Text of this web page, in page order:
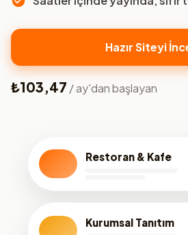
Hazır Siteyi
₺103,47 / ay'dan başlayan
Restoran & Kafe
Kurumsal Tanıtım